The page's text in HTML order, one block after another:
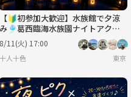
【🔰初参加大歓迎】水族館で夕涼
み🎐葛西臨海水族園ナイトアクア
リウム【特別回】
8/11(火) 17:00
十人十色 東京